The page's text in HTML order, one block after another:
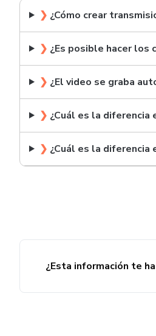
❯ ¿Cómo crear
❯ ¿Es posible hacer los
❯ ¿El video se graba
❯ ¿Cuál es la diferencia
❯ ¿Cuál es la diferencia
¿Esta información te